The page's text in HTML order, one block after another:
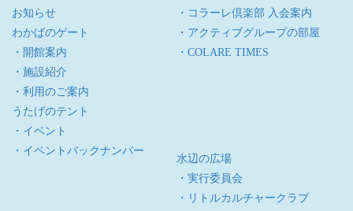
お知らせ
わかばのゲート
・開館案内
・施設紹介
・利用のご案内
うたげのテント
・イベント
・イベントバックナンバー
・コラーレ倶楽部 入会案内
・アクティブグループの部屋
・COLARE TIMES
水辺の広場
・実行委員会
・リトルカルチャークラブ